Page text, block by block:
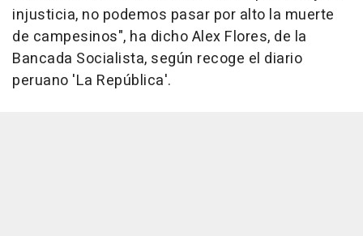
injusticia, no podemos pasar por alto la muerte
de campesinos", ha dicho Alex Flores, de la
Bancada Socialista, según recoge el diario
peruano 'La República'.